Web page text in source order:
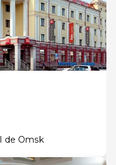
de Omsk